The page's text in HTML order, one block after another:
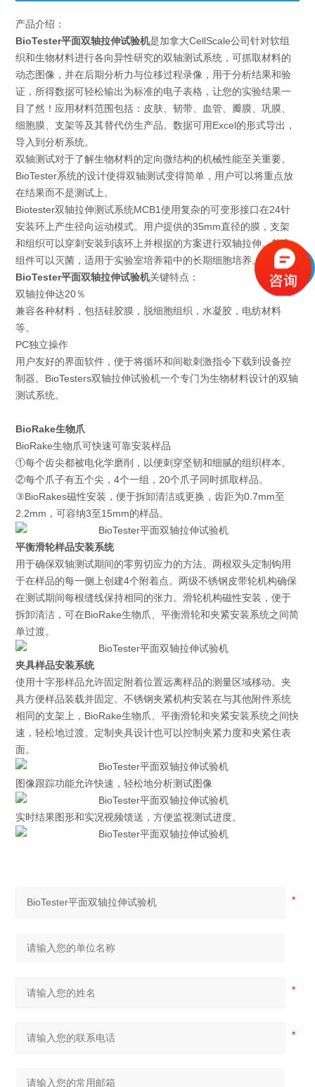
产品介绍：
BioTester平面双轴拉伸试验机是加拿大CellScale公司针对软组
织和生物材料进行各向异性研究的双轴测试系统，可抓取材料的
动态图像，并在后期分析力与位移过程录像，用于分析结果和验
证，所得数据可轻松输出为标准的电子表格，让您的实验结果一
目了然！应用材料范围包括：皮肤、韧带、血管、瓣膜、巩膜、
细胞膜、支架等及其替代仿生产品。数据可用Excel的形式导出，
导入到分析系统。
双轴测试对于了解生物材料的定向微结构的机械性能至关重要。
BioTester系统的设计使得双轴测试变得简单，用户可以将重点放
在结果而不是测试上。
Biotester双轴拉伸测试系统MCB1使用复杂的可变形接口在24针
安装环上产生径向运动模式。用户提供的35mm直径的膜，支架
和组织可以穿刺安装到该环上并根据的方案进行双轴拉伸。整个
组件可以灭菌，适用于实验室培养箱中的长期细胞培养。
BioTester平面双轴拉伸试验机关键特点：
双轴拉伸达20％
兼容各种材料，包括硅胶膜，脱细胞组织，水凝胶，电纺材料
等。
PC独立操作
用户友好的界面软件，便于将循环和间歇刺激指令下载到设备控
制器。BioTesters双轴拉伸试验机一个专门为生物材料设计的双轴
测试系统。
BioRake生物爪
BioRake生物爪可快速可靠安装样品
①每个齿尖都被电化学磨削，以便刺穿坚韧和细腻的组织样本。
②每个爪子有五个尖，4个一组，20个爪子同时抓取样品。
③BioRakes磁性安装，便于拆卸清洁或更换，齿距为0.7mm至
2.2mm，可容纳3至15mm的样品。
平衡滑轮样品安装系统
用于确保双轴测试期间的零剪切应力的方法。两根双头定制钩用
于在样品的每一侧上创建4个附着点。两级不锈钢皮带轮机构确保
在测试期间每根缝线保持相同的张力。滑轮机构磁性安装，便于
拆卸清洁，可在BioRake生物爪、平衡滑轮和夹紧安装系统之间简
单过渡。
夹具样品安装系统
使用十字形样品允许固定附着位置远离样品的测量区域移动。夹
具方便样品装载并固定。不锈钢夹紧机构安装在与其他附件系统
相同的支架上，BioRake生物爪、平衡滑轮和夹紧安装系统之间快
速，轻松地过渡。定制夹具设计也可以控制夹紧力度和夹紧住表
面。
图像跟踪功能允许快速，轻松地分析测试图像
实时结果图形和实况视频馈送，方便监视测试进度。